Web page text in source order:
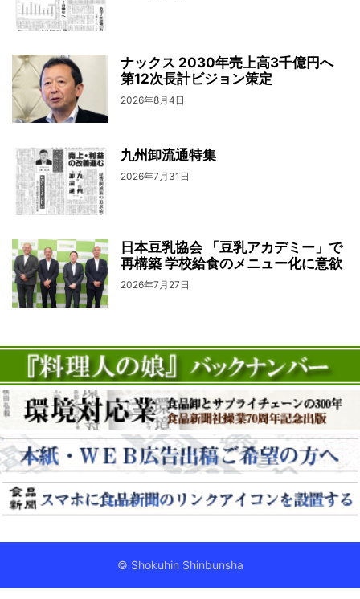
ナックス 2030年売上高3千億円へ
第12次長計ビジョン策定
2026年8月4日
九州卸流通特集
2026年7月31日
日本豆乳協会 「豆乳アカデミー」で
再構築 学校給食のメニュー化に意欲
2026年7月27日
© Shokuhin Shinbunsha